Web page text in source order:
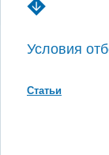
Условия
Статьи